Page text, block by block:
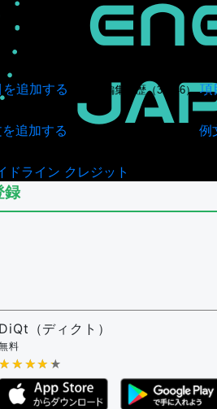
追加する 項目の編集履歴（34946） 項
追加する 例
ドライン クレジット
録
DiQt（ディクト）
料
★★★★★
★★★★★